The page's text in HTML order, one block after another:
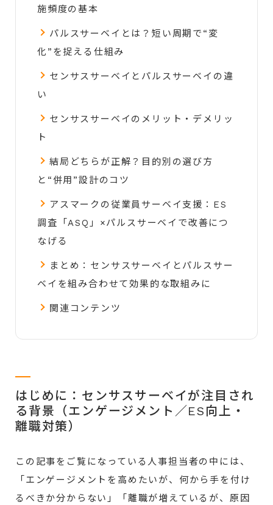
施頻度の基本
パルスサーベイとは？短い周期で“変
化”を捉える仕組み
センサスサーベイとパルスサーベイの違
い
センサスサーベイのメリット・デメリッ
ト
結局どちらが正解？目的別の選び方
と“併用”設計のコツ
アスマークの従業員サーベイ支援：ES
調査「ASQ」×パルスサーベイで改善につ
なげる
まとめ：センサスサーベイとパルスサー
ベイを組み合わせて効果的な取組みに
関連コンテンツ
はじめに：センサスサーベイが注目され
る背景（エンゲージメント／ES向上・
離職対策）
この記事をご覧になっている人事担当者の中には、
「エンゲージメントを高めたいが、何から手を付け
るべきか分からない」「離職が増えているが、原因